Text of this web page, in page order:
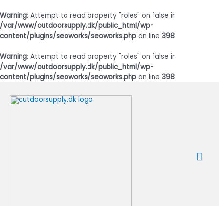
Warning: Attempt to read property "roles" on false in
/var/www/outdoorsupply.dk/public_html/wp-
content/plugins/seoworks/seoworks.php on line 398
Warning: Attempt to read property "roles" on false in
/var/www/outdoorsupply.dk/public_html/wp-
content/plugins/seoworks/seoworks.php on line 398
indholdet